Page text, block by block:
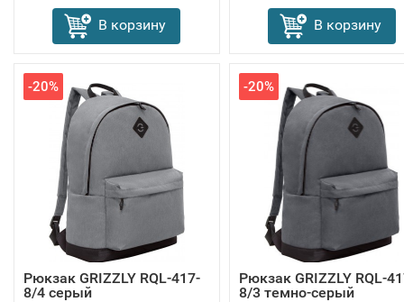
В корзину В корзину
-20%
Рюкзак GRIZZLY RQL-417-
8/4 серый
-20%
Рюкзак GRIZZLY RQL-
8/3 темно-серый